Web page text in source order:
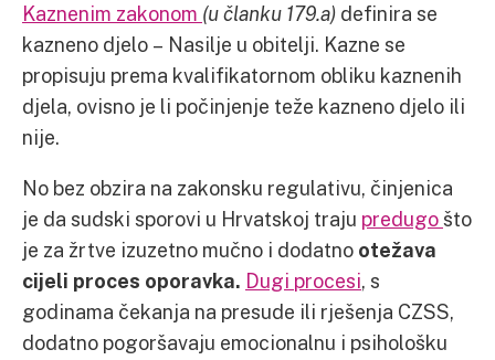
Kaznenim zakonom (u članku 179.a) definira se
kazneno djelo – Nasilje u obitelji. Kazne se
propisuju prema kvalifikatornom obliku kaznenih
djela, ovisno je li počinjenje teže kazneno djelo ili
nije.
No bez obzira na zakonsku regulativu, činjenica
je da sudski sporovi u Hrvatskoj traju predugošto
je za žrtve izuzetno mučno i dodatno otežava
cijeli proces oporavka. Dugi procesi, s
godinama čekanja na presude ili rješenja CZSS,
dodatno pogoršavaju emocionalnu i psihološku